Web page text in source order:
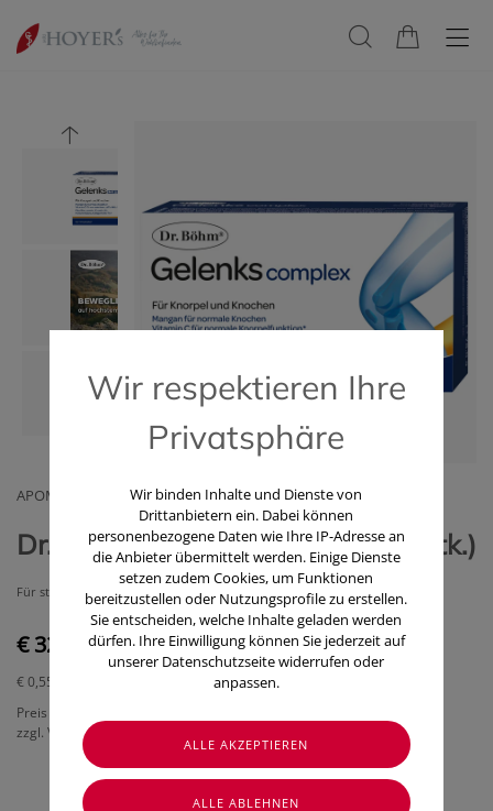
APOMEDICA PHARMAZEUTISCHEPRODUKTE GMBH
Dr. Böhm Gelenks Complex (60 Stk.)
Für starke Knochen, Knorpel und Bandscheiben
€ 32,90
€ 0,55
Preis inkl. MwSt.
zzgl. Versandkosten
Wir respektieren Ihre
Privatsphäre
Wir binden Inhalte und Dienste von
Drittanbietern ein. Dabei können
personenbezogene Daten wie Ihre IP-Adresse an
die Anbieter übermittelt werden. Einige Dienste
setzen zudem Cookies, um Funktionen
bereitzustellen oder Nutzungsprofile zu erstellen.
Sie entscheiden, welche Inhalte geladen werden
dürfen. Ihre Einwilligung können Sie jederzeit auf
unserer Datenschutzseite widerrufen oder
anpassen.